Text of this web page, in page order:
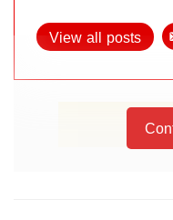
View all posts